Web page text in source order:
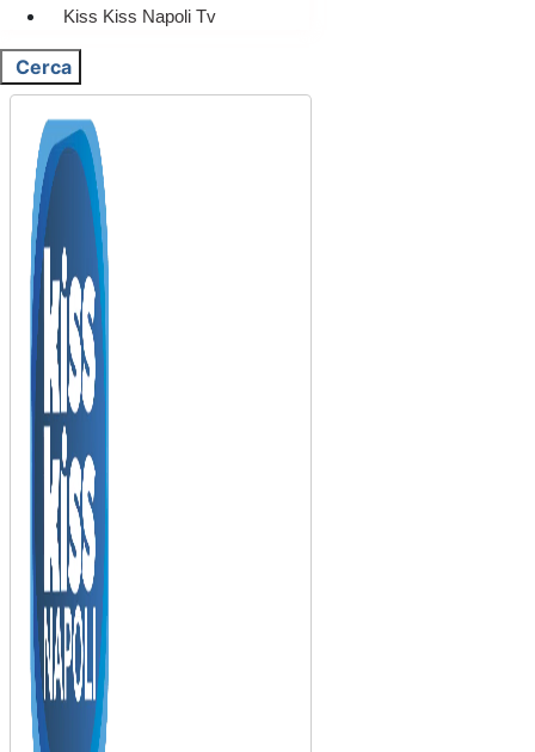
Kiss Kiss Napoli Tv
Cerca